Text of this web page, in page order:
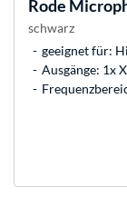
Rode
schwarz
geeignet für:
Ausgänge: 1x